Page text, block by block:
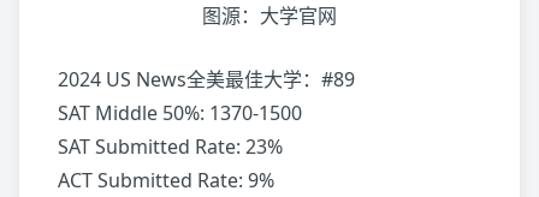
图源：大学官网
2024 US News全美最佳大学：#89
SAT Middle 50%: 1370-1500
SAT Submitted Rate: 23%
ACT Submitted Rate: 9%